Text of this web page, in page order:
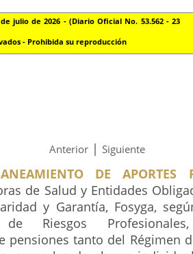
julio de 2026 - (Diario Oficial No. 53.562 - 23
- Prohibida su reproducción
Anterior | Siguiente
DE APORTES
de Salud y Entidades
y Garantía, Fosyga,
de Riesgos
pensiones tanto del Régimen